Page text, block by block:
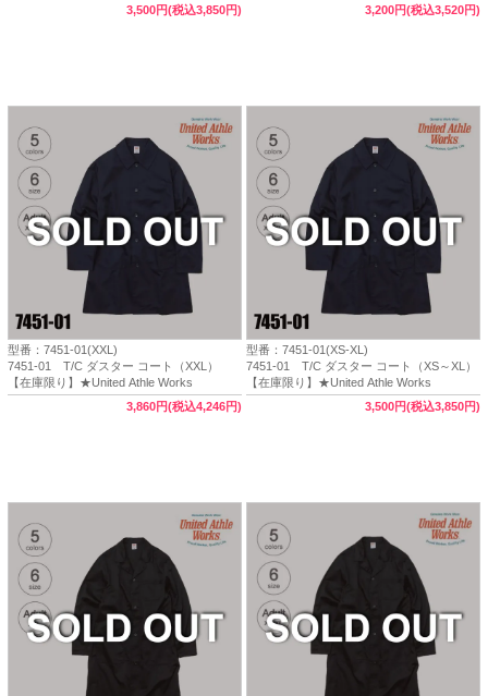
3,500円(税込3,850円) 3,200円(税込3,520円)
型番：7451-01(XXL)
7451-01 T/C ダスター コート（XXL）
【在庫限り】★United Athle Works
3,860円(税込4,246円)
型番：7451-01(XS-XL)
7451-01 T/C ダスター コート（XS～XL）
【在庫限り】★United Athle Works
3,500円(税込3,850円)